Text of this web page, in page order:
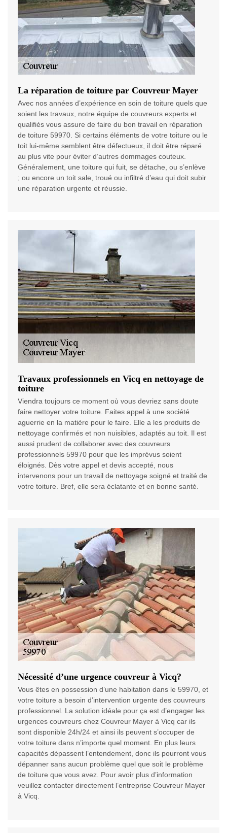
La réparation de toiture par Couvreur Mayer
Avec nos années d’expérience en soin de toiture quels que
soient les travaux, notre équipe de couvreurs experts et
qualifiés vous assure de faire du bon travail en réparation
de toiture 59970. Si certains éléments de votre toiture ou le
toit lui-même semblent être défectueux, il doit être réparé
au plus vite pour éviter d’autres dommages couteux.
Généralement, une toiture qui fuit, se détache, ou s’enlève
; ou encore un toit sale, troué ou infiltré d’eau qui doit subir
une réparation urgente et réussie.
Travaux professionnels en Vicq en nettoyage de
toiture
Viendra toujours ce moment où vous devriez sans doute
faire nettoyer votre toiture. Faites appel à une société
aguerrie en la matière pour le faire. Elle a les produits de
nettoyage confirmés et non nuisibles, adaptés au toit. Il est
aussi prudent de collaborer avec des couvreurs
professionnels 59970 pour que les imprévus soient
éloignés. Dès votre appel et devis accepté, nous
intervenons pour un travail de nettoyage soigné et traité de
votre toiture. Bref, elle sera éclatante et en bonne santé.
Nécessité d’une urgence couvreur à Vicq?
Vous êtes en possession d’une habitation dans le 59970, et
votre toiture a besoin d’intervention urgente des couvreurs
professionnel. La solution idéale pour ça est d’engager les
urgences couvreurs chez Couvreur Mayer à Vicq car ils
sont disponible 24h/24 et ainsi ils peuvent s’occuper de
votre toiture dans n’importe quel moment. En plus leurs
capacités dépassent l’entendement, donc ils pourront vous
dépanner sans aucun problème quel que soit le problème
de toiture que vous avez. Pour avoir plus d’information
veuillez contacter directement l’entreprise Couvreur Mayer
à Vicq.